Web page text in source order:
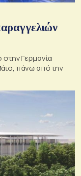
στην Γερμανία
πάνω από την